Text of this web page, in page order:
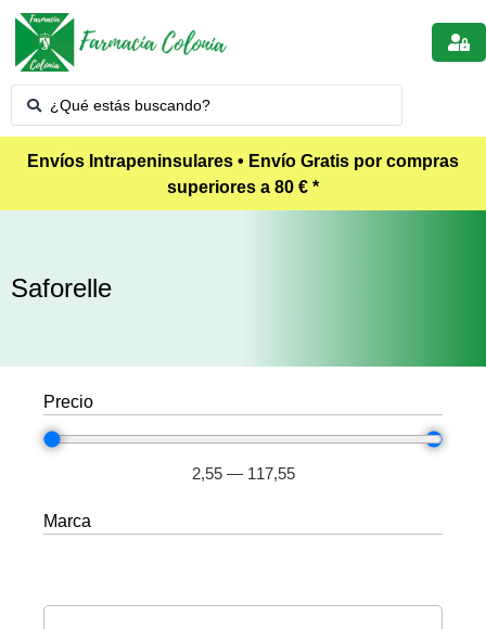
Envíos Intrapeninsulares • Envío Gratis por compras
superiores a 80 € *
Saforelle
Precio
2,55 — 117,55
Marca